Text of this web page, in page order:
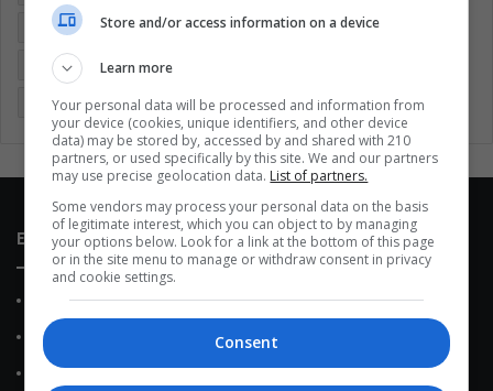
Coronavirus Covid 19 Cuarentena Deportes
Economía Entretenimiento
Memes (ES) Mundo México Música Politica
Enlaces de interés
Sobre Nosotros
Contacto
Política de Privacidad
Store and/or access information on a device
Learn more
Your personal data will be processed and information from
your device (cookies, unique identifiers, and other device
data) may be stored by, accessed by and shared with 210
partners, or used specifically by this site. We and our partners
may use precise geolocation data. List of partners.
Some vendors may process your personal data on the basis
of legitimate interest, which you can object to by managing
your options below. Look for a link at the bottom of this page
or in the site menu to manage or withdraw consent in privacy
and cookie settings.
Consent